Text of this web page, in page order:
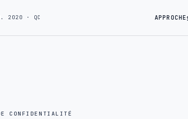
2020 · QC APPROCHE
CONFIDENTIALITÉ